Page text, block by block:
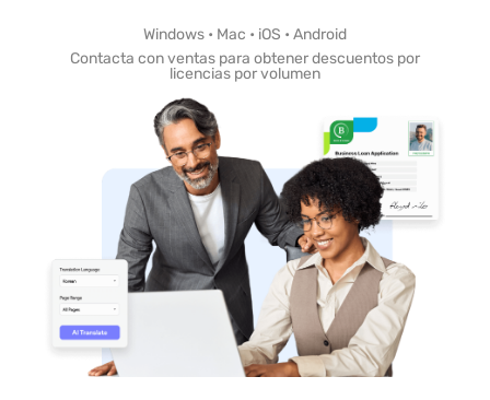
Windows • Mac • iOS • Android
Contacta con ventas para obtener descuentos por
licencias por volumen